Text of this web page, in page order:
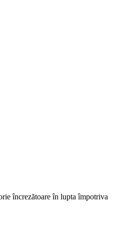
încrezătoare în lupta împotriva